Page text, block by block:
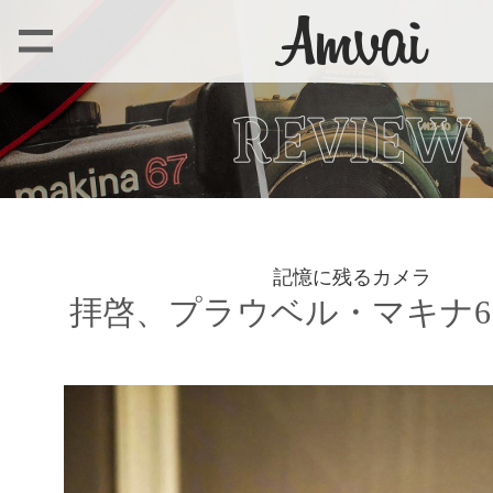
記憶に残るカメラ
拝啓、プラウベル・マキナ